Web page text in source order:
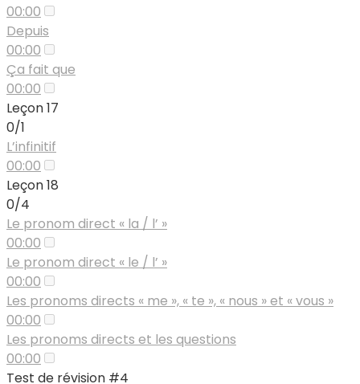
00:00
Depuis
00:00
Ça fait que
00:00
Leçon 17
0/1
L’infinitif
00:00
Leçon 18
0/4
Le pronom direct « la / l’ »
00:00
Le pronom direct « le / l’ »
00:00
Les pronoms directs « me », « te », « nous » et « vous »
00:00
Les pronoms directs et les questions
00:00
Test de révision #4